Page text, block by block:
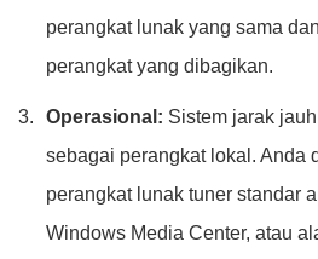
perangkat lunak yang sama
perangkat yang dibagikan.
Operasional: Sistem jarak
sebagai perangkat lokal. Anda
perangkat lunak tuner standar
Windows Media Center, atau